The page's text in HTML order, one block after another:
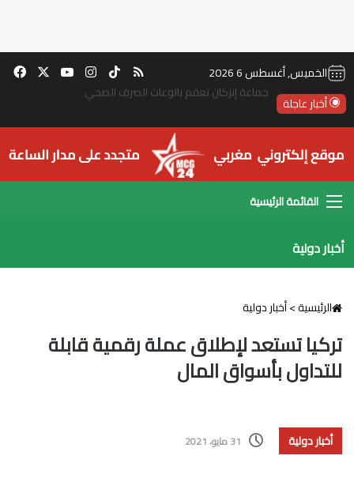
الخميس, أغسطس 6 2026 ‫YouTubeانستقرام‫TikTok
ملخص الموقع RSS
أخبار عاجلة جماعة إنزكان تعقم بالوعات الصرف الصحي
القائمة
أخبار دولية
الرئيسية>أخبار دولية
تركيا تستعد لإطلاق عملة رقمية قابلة
للتداول بأسواق المال
أخبار دولية 31 مايو، 2021